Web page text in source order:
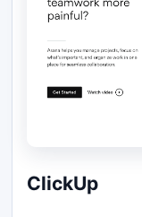
ClickUp